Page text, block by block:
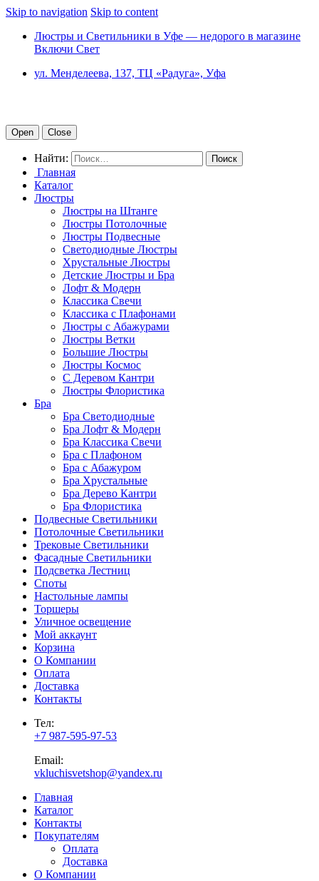
Skip to navigation Skip to content
Люстры и Светильники в Уфе — недорого в магазине
Включи Свет
ул. Менделеева, 137, ТЦ «Радуга», Уфа
Open Close
Найти:
Главная
Каталог
Люстры
Люстры на Штанге
Люстры Потолочные
Люстры Подвесные
Светодиодные Люстры
Хрустальные Люстры
Детские Люстры и Бра
Лофт & Модерн
Классика Свечи
Классика с Плафонами
Люстры с Абажурами
Люстры Ветки
Большие Люстры
Люстры Космос
С Деревом Кантри
Люстры Флористика
Бра
Бра Светодиодные
Бра Лофт & Модерн
Бра Классика Свечи
Бра с Плафоном
Бра с Абажуром
Бра Хрустальные
Бра Дерево Кантри
Бра Флористика
Подвесные Светильники
Потолочные Светильники
Трековые Светильники
Фасадные Светильники
Подсветка Лестниц
Споты
Настольные лампы
Торшеры
Уличное освещение
Мой аккаунт
Корзина
О Компании
Оплата
Доставка
Контакты
Тел:
+7 987-595-97-53
Email:
vkluchisvetshop@yandex.ru
Главная
Каталог
Контакты
Покупателям
Оплата
Доставка
О Компании